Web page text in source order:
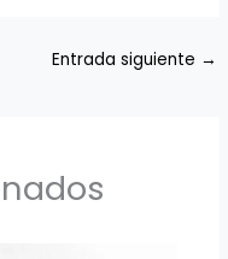
Entrada siguiente →